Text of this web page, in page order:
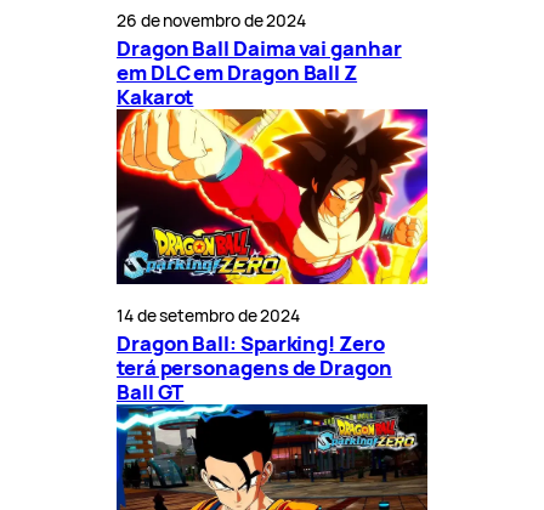
26 de novembro de 2024
Dragon Ball Daima vai ganhar
em DLC em Dragon Ball Z
Kakarot
14 de setembro de 2024
Dragon Ball: Sparking! Zero
terá personagens de Dragon
Ball GT